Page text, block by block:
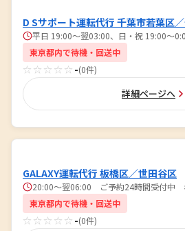
D Sサポート運転代行 千葉市若葉区
平日 19:00〜翌03:00、日・祝 19:00〜
東京都内で待機・回送中
☆☆☆☆☆ -(0件)
詳細ページへ
GALAXY運転代行 板橋区／世田谷区
20:00～翌06:00 ご予約24時間受付中
東京都内で待機・回送中
☆☆☆☆☆ -(0件)